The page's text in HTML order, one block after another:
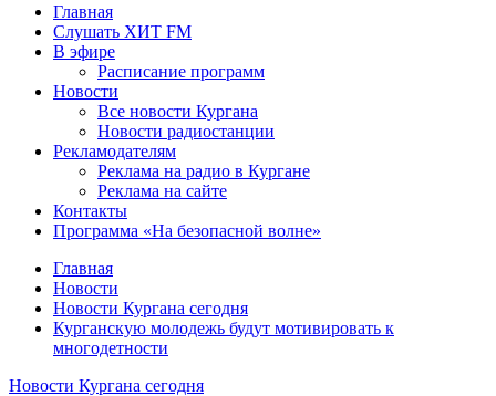
Главная
Слушать ХИТ FM
В эфире
Расписание программ
Новости
Все новости Кургана
Новости радиостанции
Рекламодателям
Реклама на радио в Кургане
Реклама на сайте
Контакты
Программа «На безопасной волне»
Главная
Новости
Новости Кургана сегодня
Курганскую молодежь будут мотивировать к
многодетности
Новости Кургана сегодня